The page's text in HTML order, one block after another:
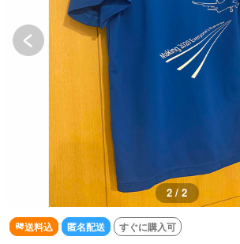
2 / 2
送料込 匿名配送 すぐに購入可